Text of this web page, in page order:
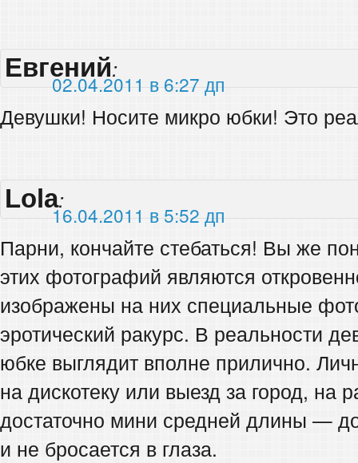
Евгений:
02.04.2011 в 6:27 дп
Девушки! Носите микро юбки! Это
Lola:
16.04.2011 в 5:52 дп
Парни, кончайте стебаться! Вы же
этих фотографий являются
изображены на них специальные
эротический ракурс. В реальности
юбке выглядит вполне прилично.
на дискотеку или выезд за город, на
достаточно мини средней длины —
и не бросается в глаза.